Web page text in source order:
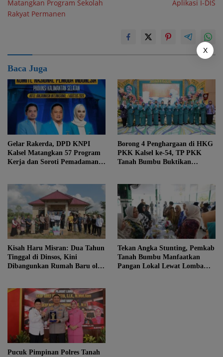
Matangkan Program Sekolah
Rakyat Permanen
Aplikasi I-DIS
Baca Juga
Gelar Rakerda, DPD KNPI
Kalsel Matangkan 57 Program
Kerja dan Soroti Pemadaman
Borong 4 Penghargaan di HKG
PKK Kalsel ke-54, TP PKK
Tanah Bumbu Buktikan
Kisah Haru Misran: Dua Tahun
Tinggal di Dinsos, Kini
Dibangunkan Rumah Baru oleh
Tekan Angka Stunting, Pemkab
Tanah Bumbu Manfaatkan
Pangan Lokal Lewat Lomba
Pucuk Pimpinan Polres Tanah
X